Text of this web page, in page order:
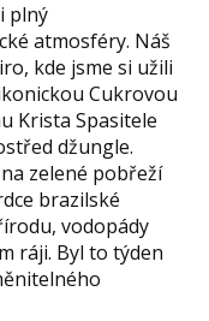
plný
atmosféry. Náš
kde jsme si užili
Cukrovou
Krista Spasitele
džungle.
zelené pobřeží
brazilské
vodopády
ráji. Byl to týden